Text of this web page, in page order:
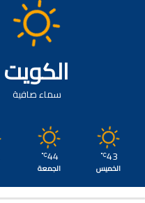
الكويت
سماء صافية
43
℃
الخميس
44
℃
الجمعة